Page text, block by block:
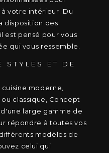
votre intérieur. Du
disposition des
est pensé pour vous
qui vous ressemble.
STYLES ET DE
moderne,
classique, Concept
large gamme de
répondre à toutes vos
modèles de
celui qui